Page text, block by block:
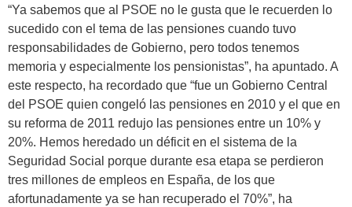
“Ya sabemos que al PSOE no le gusta que le recuerden lo
sucedido con el tema de las pensiones cuando tuvo
responsabilidades de Gobierno, pero todos tenemos
memoria y especialmente los pensionistas”, ha apuntado. A
este respecto, ha recordado que “fue un Gobierno Central
del PSOE quien congeló las pensiones en 2010 y el que en
su reforma de 2011 redujo las pensiones entre un 10% y
20%. Hemos heredado un déficit en el sistema de la
Seguridad Social porque durante esa etapa se perdieron
tres millones de empleos en España, de los que
afortunadamente ya se han recuperado el 70%”, ha